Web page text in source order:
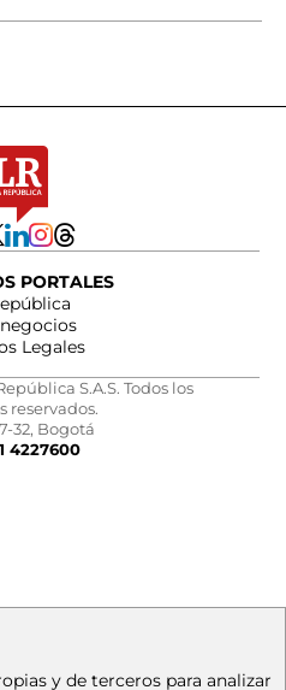
PORTALES
Legales
S.A.S. Todos los
reservados.
32, Bogotá
4227600
y de terceros para analizar